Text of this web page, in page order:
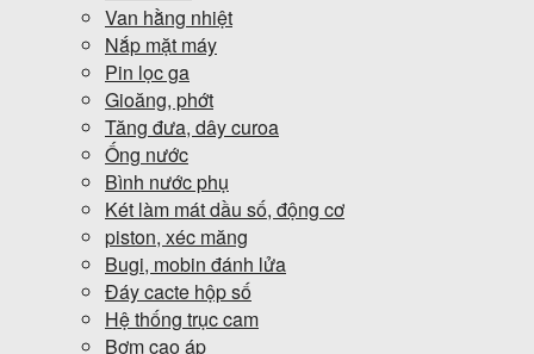
Van hằng nhiệt
Nắp mặt máy
Pin lọc ga
Gioăng, phớt
Tăng đưa, dây curoa
Ống nước
Bình nước phụ
Két làm mát dầu số, động cơ
piston, xéc măng
Bugi, mobin đánh lửa
Đáy cacte hộp số
Hệ thống trục cam
Bơm cao áp